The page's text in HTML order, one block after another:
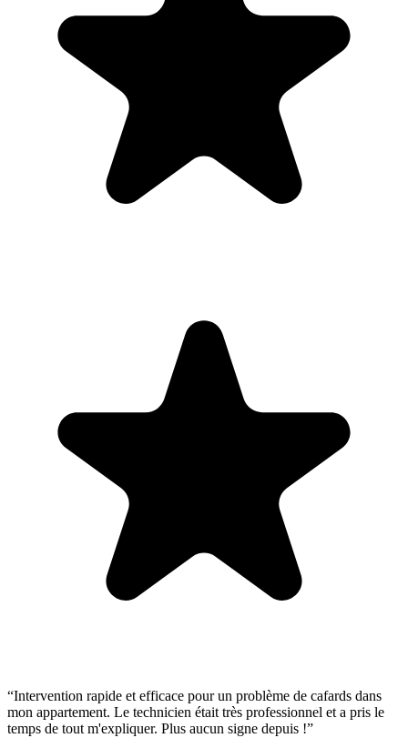
“Intervention rapide et efficace pour un problème de cafards dans
mon appartement. Le technicien était très professionnel et a pris le
temps de tout m'expliquer. Plus aucun signe depuis !”